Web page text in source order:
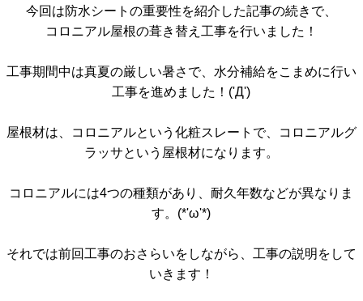
今回は防水シートの重要性を紹介した記事の続きで、
コロニアル屋根の葺き替え工事を行いました！
工事期間中は真夏の厳しい暑さで、水分補給をこまめに行い
工事を進めました！('Д')
屋根材は、コロニアルという化粧スレートで、コロニアルグ
ラッサという屋根材になります。
コロニアルには4つの種類があり、耐久年数などが異なりま
す。(*'ω'*)
それでは前回工事のおさらいをしながら、工事の説明をして
いきます！